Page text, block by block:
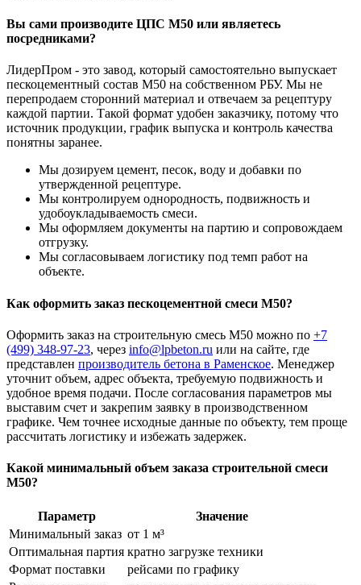
Вы сами производите ЦПС М50 или являетесь
посредниками?
ЛидерПром - это завод, который самостоятельно выпускает
пескоцементный состав М50 на собственном РБУ. Мы не
перепродаем сторонний материал и отвечаем за рецептуру
каждой партии. Такой формат удобен заказчику, потому что
источник продукции, график выпуска и контроль качества
понятны заранее.
Мы дозируем цемент, песок, воду и добавки по
утвержденной рецептуре.
Мы контролируем однородность, подвижность и
удобоукладываемость смеси.
Мы оформляем документы на партию и сопровождаем
отгрузку.
Мы согласовываем логистику под темп работ на
объекте.
Как оформить заказ пескоцементной смеси М50?
Оформить заказ на строительную смесь М50 можно по +7
(499) 348-97-23, через info@lpbeton.ru или на сайте, где
представлен производитель бетона в Раменское. Менеджер
уточнит объем, адрес объекта, требуемую подвижность и
удобное время подачи. После согласования параметров мы
выставим счет и закрепим заявку в производственном
графике. Чем точнее исходные данные по объекту, тем проще
рассчитать логистику и избежать задержек.
Какой минимальный объем заказа строительной смеси
М50?
Параметр
Значение
Минимальный заказ от 1 м³
Оптимальная партия кратно загрузке техники
Формат поставки
рейсами по графику